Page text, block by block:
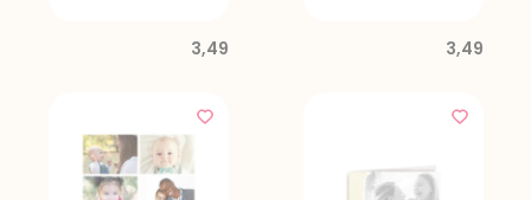
3,49 3,49